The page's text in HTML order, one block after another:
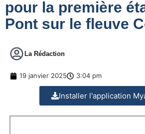
pour la première
Pont sur le fleuve
La Rédaction
19 janvier 2025 3:04 pm
Installer l'application